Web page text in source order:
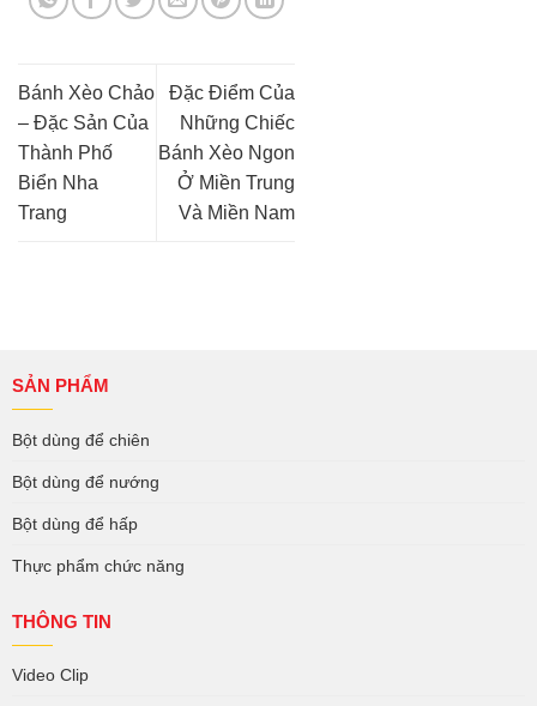
Bánh Xèo Chảo
– Đặc Sản Của
Thành Phố
Biển Nha
Trang
Đặc Điểm Của
Những Chiếc
Bánh Xèo Ngon
Ở Miền Trung
Và Miền Nam
SẢN PHẨM
Bột dùng để chiên
Bột dùng để nướng
Bột dùng để hấp
Thực phẩm chức năng
THÔNG TIN
Video Clip